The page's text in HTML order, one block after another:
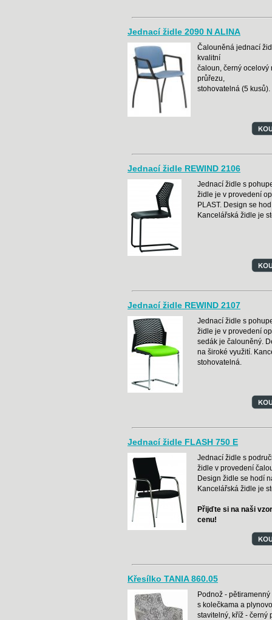
Jednací židle 2090 N ALINA
Čalouněná jednací
kvalitní
čaloun, černý ocelový
průřezu,
stohovatelná (5
Jednací židle REWIND 2106
Jednací židle s
židle je v provedení
PLAST. Design se
Kancelářská židle je
Jednací židle REWIND 2107
Jednací židle s
židle je v provedení
sedák je čalouněný.
na široké využití.
stohovatelná.
Jednací židle FLASH 750 E
Jednací židle s
židle v provedení
Design židle se hodí
Kancelářská židle je
Přijďte si na naši
cenu!
Křesílko TANIA 860.05
Podnož - pětiramenný
s kolečkama a
stavitelný, kříž - černý